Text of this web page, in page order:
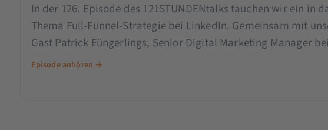
In der 126. Episode des 121STUNDENtalks tauchen wir ein in
Thema Full-Funnel-Strategie bei LinkedIn. Gemeinsam mit
Gast Patrick Füngerlings, Senior Digital Marketing Manager bei
eMinded, beleuchten wir die effektivsten Ansätze für deine
Episode anhören →